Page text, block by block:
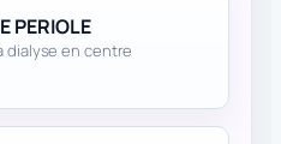
PERIOLE
dialyse en centre